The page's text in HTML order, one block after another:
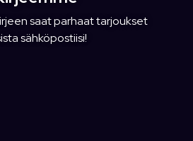
saat parhaat tarjoukset
sähköpostiisi!